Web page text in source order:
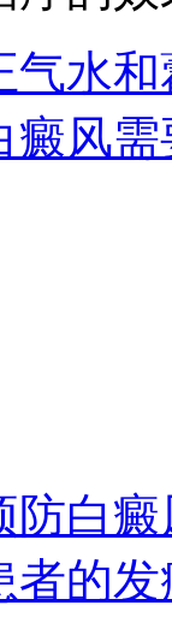
气水
癜风
防白
者的